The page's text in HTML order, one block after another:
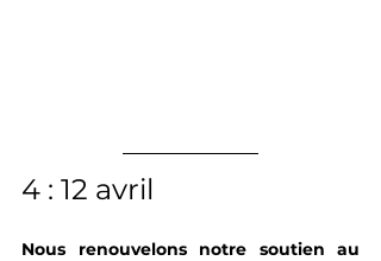
4 : 12 avril
Nous renouvelons notre soutien au